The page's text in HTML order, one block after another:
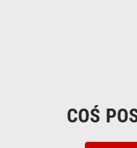
COŚ